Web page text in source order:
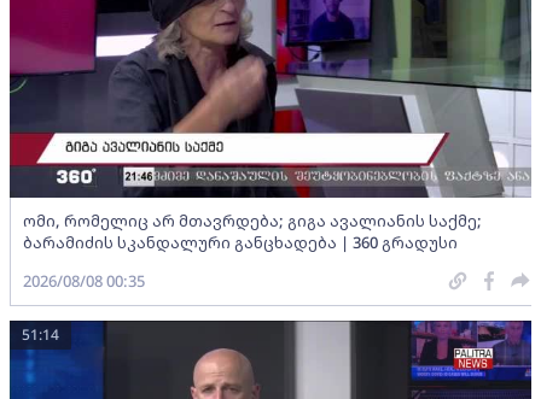
ომი, რომელიც არ მთავრდება; გიგა ავალიანის საქმე;
ბარამიძის სკანდალური განცხადება | 360 გრადუსი
2026/08/08 00:35
51:14